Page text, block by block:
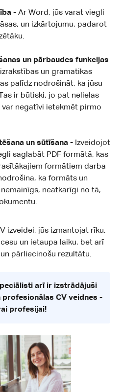
- Ar Word, jūs varat viegli
un izkārtojumu, padarot
un pārbaudes funkcijas
un gramatikas
palīdz nodrošināt, ka jūsu
ir būtiski, jo pat nelielas
negatīvi ietekmēt pirmo
un sūtīšana - Izveidojot
saglabāt PDF formātā, kas
formātiem darba
ka formāts un
neatkarīgi no tā,
izveidei, jūs izmantojat rīku,
un ietaupa laiku, bet arī
pārliecinošu rezultātu.
arī ir izstrādājuši
CV veidnes -
profesijai!